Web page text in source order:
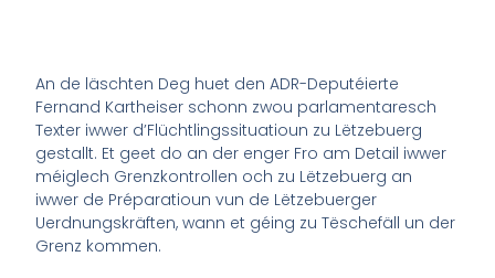
An de läschten Deg huet den ADR-Deputéierte
Fernand Kartheiser schonn zwou parlamentaresch
Texter iwwer d’Flüchtlingssituatioun zu Lëtzebuerg
gestallt. Et geet do an der enger Fro am Detail iwwer
méiglech Grenzkontrollen och zu Lëtzebuerg an
iwwer de Préparatioun vun de Lëtzebuerger
Uerdnungskräften, wann et géing zu Tëschefäll un der
Grenz kommen.